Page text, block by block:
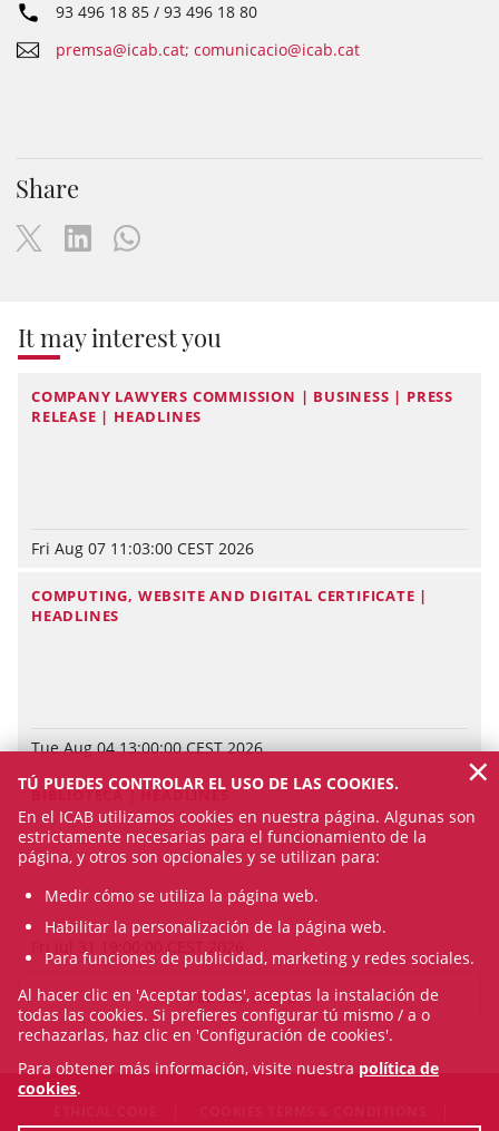
93 496 18 85 / 93 496 18 80
premsa@icab.cat; comunicacio@icab.cat
Share
It may interest you
COMPANY LAWYERS COMMISSION | BUSINESS | PRESS
RELEASE | HEADLINES
Fri Aug 07 11:03:00 CEST 2026
COMPUTING, WEBSITE AND DIGITAL CERTIFICATE |
HEADLINES
Tue Aug 04 13:00:00 CEST 2026
BIBLIOTECA | HEADLINES
Fri Jul 31 19:00:00 CEST 2026
SEE ALL NEWS
TÚ PUEDES CONTROLAR EL USO DE LAS COOKIES.
En el ICAB utilizamos cookies en nuestra página. Algunas son
estrictamente necesarias para el funcionamiento de la
página, y otros son opcionales y se utilizan para:
Medir cómo se utiliza la página web.
Habilitar la personalización de la página web.
Para funciones de publicidad, marketing y redes sociales.
Al hacer clic en 'Aceptar todas', aceptas la instalación de
todas las cookies. Si prefieres configurar tú mismo / a o
rechazarlas, haz clic en 'Configuración de cookies'.
Para obtener más información, visite nuestra política de
cookies.
×